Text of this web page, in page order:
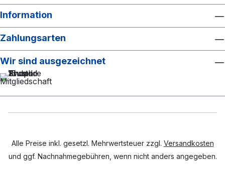
Information
Zahlungsarten
Wir sind ausgezeichnet
Alle Preise inkl. gesetzl. Mehrwertsteuer zzgl. Versandkosten
und ggf. Nachnahmegebühren, wenn nicht anders angegeben.